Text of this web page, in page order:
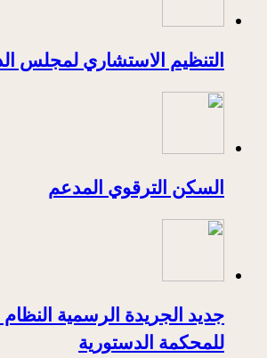
التنظيم الاستشاري لمجلس
السكن الترقوي المدعم
جديد الجريدة الرسمية
للمحكمة الدستورية